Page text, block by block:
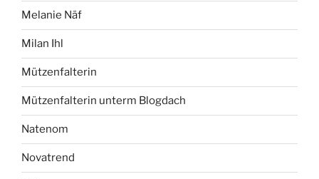
Melanie Näf
Milan Ihl
Mützenfalterin
Mützenfalterin unterm Blogdach
Natenom
Novatrend